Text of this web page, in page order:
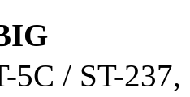
5C / ST-